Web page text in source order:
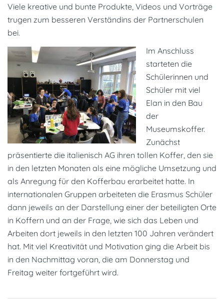
Viele kreative und bunte Produkte, Videos und Vorträge
trugen zum besseren Verständins der Partnerschulen
bei.
Im Anschluss
starteten die
Schülerinnen und
Schüler mit viel
Elan in den Bau
der
Museumskoffer.
Zunächst
präsentierte die italienisch AG ihren tollen Koffer, den sie
in den letzten Monaten als eine mögliche Umsetzung und
als Anregung für den Kofferbau erarbeitet hatte. In
internationalen Gruppen arbeiteten die Erasmus Schüler
dann jeweils an der Darstellung einer der beteiligten Orte
in Koffern und an der Frage, wie sich das Leben und
Arbeiten dort jeweils in den letzten 100 Jahren verändert
hat. Mit viel Kreativität und Motivation ging die Arbeit bis
in den Nachmittag voran, die am Donnerstag und
Freitag weiter fortgeführt wird.